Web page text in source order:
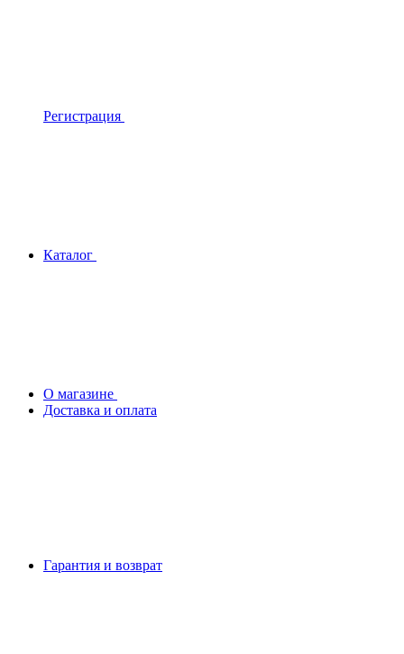
Регистрация
Каталог
О магазине
Доставка и оплата
Гарантия и возврат